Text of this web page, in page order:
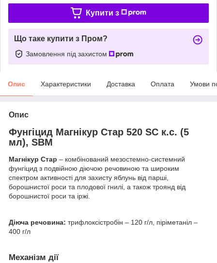
Купити з
Що таке купити з Пром?
Замовлення під захистом
Опис Характеристики Доставка Оплата Умови
Опис
Фунгіцид Магнікур Стар 520 SC к.с. (5
мл), SBM
Магнікур Стар – комбінований мезостемно-системний
фунгіцид з подвійною діючою речовиною та широким
спектром активності для захисту яблунь від парші,
борошнистої роси та плодової гнилі, а також троянд від
борошнистої роси та іржі.
Діюча речовина: трифлоксістробін – 120 г/л, піріметаніл –
400 г/л
Механізм дії